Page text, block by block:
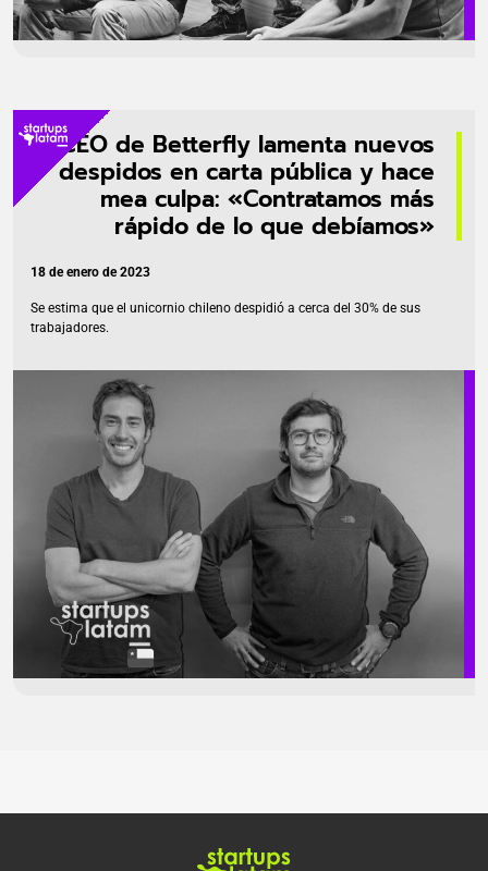
CEO de Betterfly lamenta nuevos
despidos en carta pública y hace
mea culpa: «Contratamos más
rápido de lo que debíamos»
18 de enero de 2023
Se estima que el unicornio chileno despidió a cerca del 30% de sus
trabajadores.